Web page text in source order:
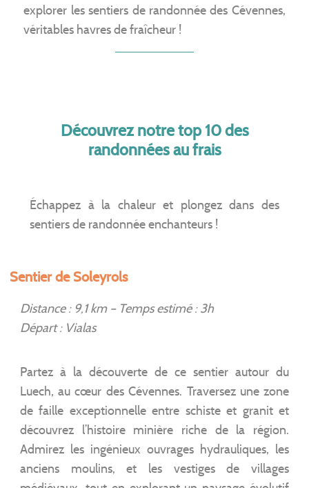
explorer les sentiers de randonnée des Cévennes,
véritables havres de fraîcheur !
Découvrez notre top 10 des
randonnées au frais
Échappez à la chaleur et plongez dans des
sentiers de randonnée enchanteurs !
Sentier de Soleyrols
Distance : 9,1 km – Temps estimé : 3h
Départ : Vialas
Partez à la découverte de ce sentier autour du
Luech, au cœur des Cévennes. Traversez une zone
de faille exceptionnelle entre schiste et granit et
découvrez l’histoire minière riche de la région.
Admirez les ingénieux ouvrages hydrauliques, les
anciens moulins, et les vestiges de villages